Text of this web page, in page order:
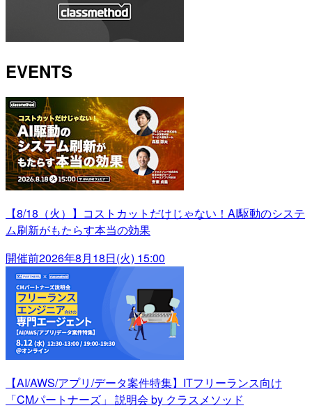
EVENTS
【8/18（火）】コストカットだけじゃない！AI駆動のシステ
ム刷新がもたらす本当の効果
開催前2026年8月18日(火) 15:00
【AI/AWS/アプリ/データ案件特集】ITフリーランス向け
「CMパートナーズ」 説明会 by クラスメソッド